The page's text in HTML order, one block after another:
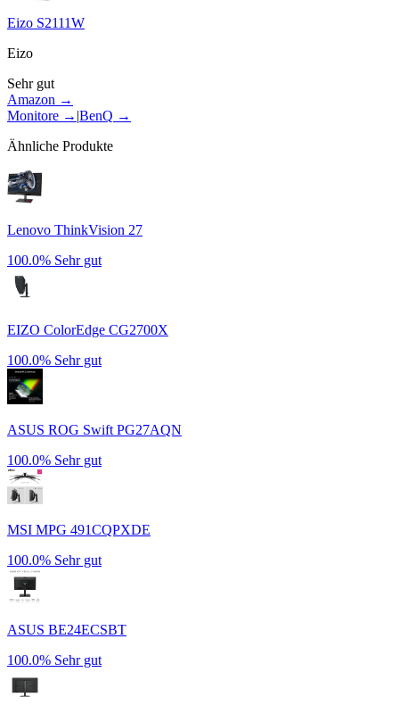
Eizo S2111W
Eizo
Sehr gut
Amazon →
Monitore → |BenQ →
Ähnliche Produkte
Lenovo ThinkVision 27
100.0% Sehr gut
EIZO ColorEdge CG2700X
100.0% Sehr gut
ASUS ROG Swift PG27AQN
100.0% Sehr gut
MSI MPG 491CQPXDE
100.0% Sehr gut
ASUS BE24ECSBT
100.0% Sehr gut